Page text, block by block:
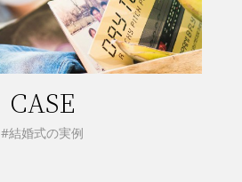
CASE
#結婚式の実例